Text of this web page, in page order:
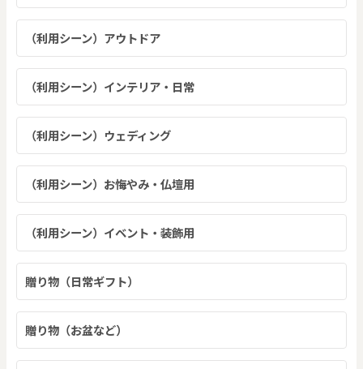
（利用シーン）アウトドア
（利用シーン）インテリア・日常
（利用シーン）ウェディング
（利用シーン）お悔やみ・仏壇用
（利用シーン）イベント・装飾用
贈り物（日常ギフト）
贈り物（お盆など）